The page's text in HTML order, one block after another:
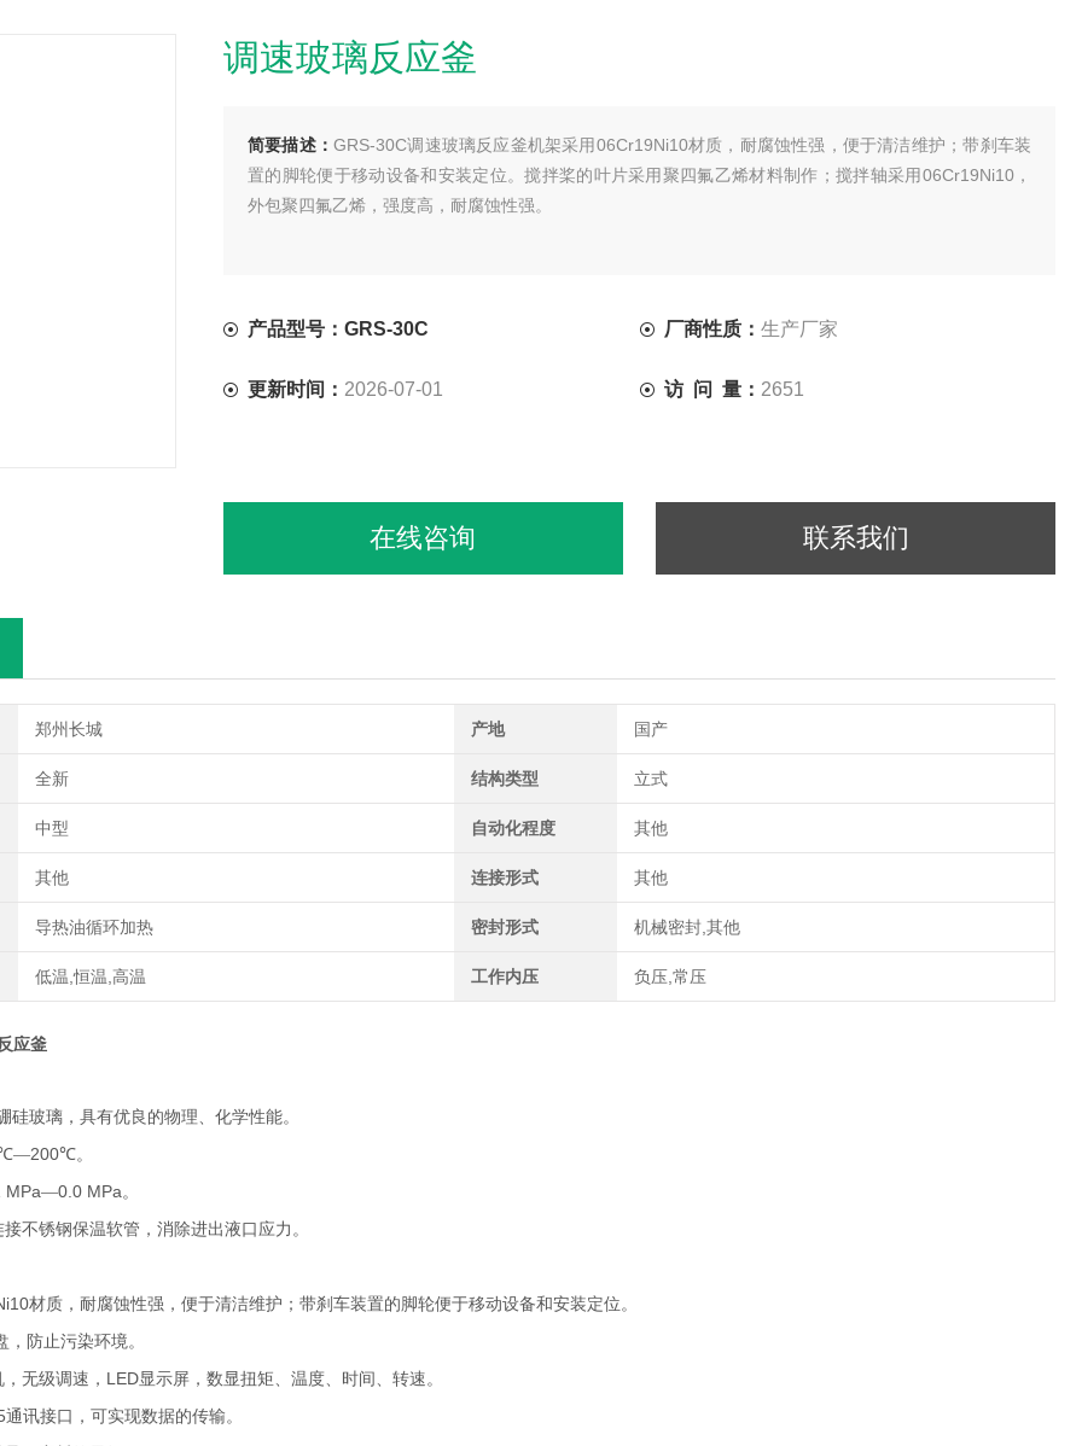
调速玻璃反应釜
简要描述：GRS-30C调速玻璃反应釜机架采用06Cr19Ni10材质，耐腐蚀性强，便于清洁维护；带刹车装
置的脚轮便于移动设备和安装定位。搅拌桨的叶片采用聚四氟乙烯材料制作；搅拌轴采用06Cr19Ni10，
外包聚四氟乙烯，强度高，耐腐蚀性强。
产品型号：GRS-30C 厂商性质： 生产厂家
更新时间： 2026-07-01 访 问 量： 2651
在线咨询 联系我们
郑州长城 产地 国产
全新 结构类型 立式
中型 自动化程度 其他
其他 连接形式 其他
导热油循环加热 密封形式 机械密封,其他
低温,恒温,高温 工作内压 负压,常压
应釜
硅玻璃，具有优良的物理、化学性能。
—200℃。
MPa—0.0 MPa。
不锈钢保温软管，消除进出液口应力。
材质，耐腐蚀性强，便于清洁维护；带刹车装置的脚轮便于移动设备和安装定位。
，防止污染环境。
无级调速， LED显示屏，数显扭矩、温度、时间、转速。
通讯接口，可实现数据的传输。